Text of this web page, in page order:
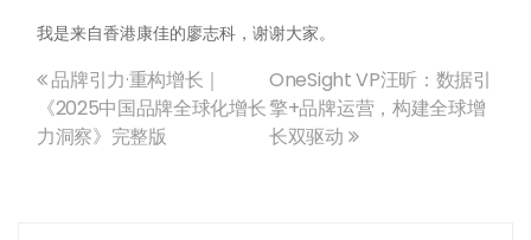
我是来自香港康佳的廖志科，谢谢大家。
文
章
OneSight VP汪昕：数据引
擎+品牌运营，构建全球增
长双驱动
品牌引力·重构增长｜
《2025中国品牌全球化增长
力洞察》完整版